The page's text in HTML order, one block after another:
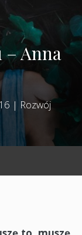
Anna
| Rozwój